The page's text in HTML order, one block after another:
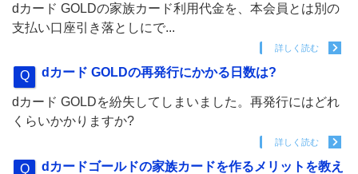
dカード GOLDの家族カード利用代金を、本会員とは別の
支払い口座引き落としにで...
詳しく読む
dカード GOLDの再発行にかかる日数は?
dカード GOLDを紛失してしまいました。再発行にはどれ
くらいかかりますか?
詳しく読む
dカードゴールドの家族カードを作るメリットを教え